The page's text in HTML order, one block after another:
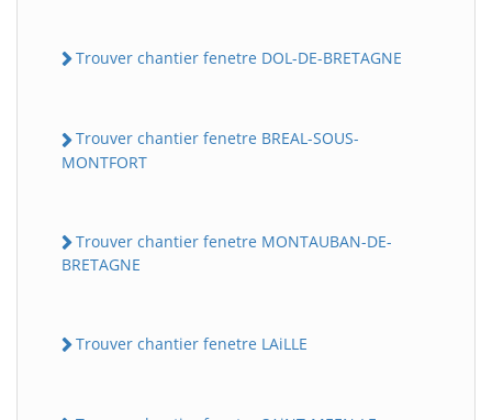
Trouver chantier fenetre DOL-DE-BRETAGNE
Trouver chantier fenetre BREAL-SOUS-
MONTFORT
Trouver chantier fenetre MONTAUBAN-DE-
BRETAGNE
Trouver chantier fenetre LAiLLE